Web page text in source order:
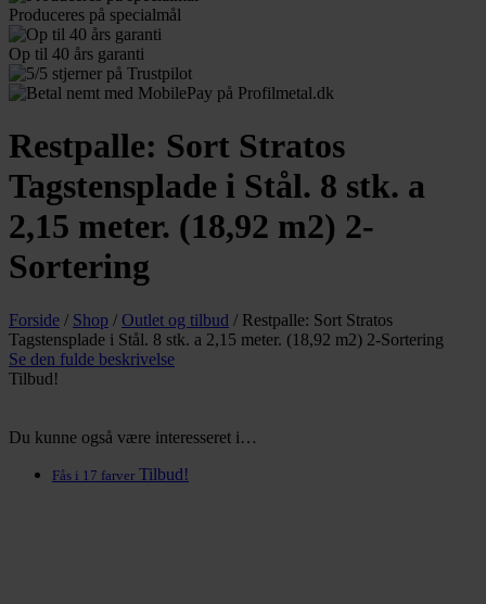
Produceres på specialmål
Op til 40 års garanti
Restpalle: Sort Stratos
Tagstensplade i Stål. 8 stk. a
2,15 meter. (18,92 m2) 2-
Sortering
Forside / Shop / Outlet og tilbud / Restpalle: Sort Stratos
Tagstensplade i Stål. 8 stk. a 2,15 meter. (18,92 m2) 2-Sortering
Se den fulde beskrivelse
Tilbud!
Du kunne også være interesseret i…
Fås i 17 farver Tilbud!